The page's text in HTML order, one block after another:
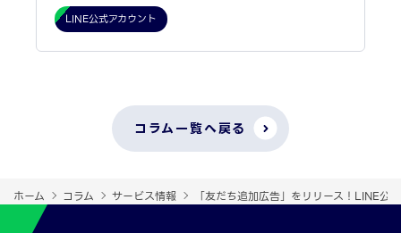
LINE公式アカウント
コラム一覧へ戻る
ホーム コラム サービス情報 「友だち追加広告」をリリース！LINE公